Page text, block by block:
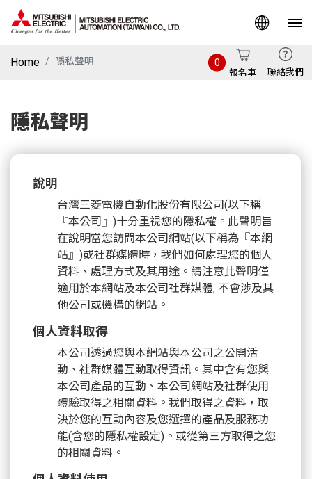
Home 隱私聲明
報名車
0
聯絡我們
隱私聲明
說明
台灣三菱電機自動化股份有限公司(以下稱
『本公司』)十分重視您的隱私權。此聲明旨
在說明當您訪問本公司網站(以下稱為『本網
站』)或社群媒體時，我們如何處理您的個人
資料、處理方式及其用途。請注意此聲明僅
適用於本網站及本公司社群媒體, 不會涉及其
他公司或機構的網站。
個人資料取得
本公司透過您與本網站與本公司之公開活
動、社群媒體互動取得資訊。其中含有您與
本公司產品的互動、本公司網站及社群使用
體驗取得之相關資料。我們取得之資料，取
決於您的互動內容及您選擇的產品及服務功
能(含您的隱私權設定)。或從第三方取得之您
的相關資料。